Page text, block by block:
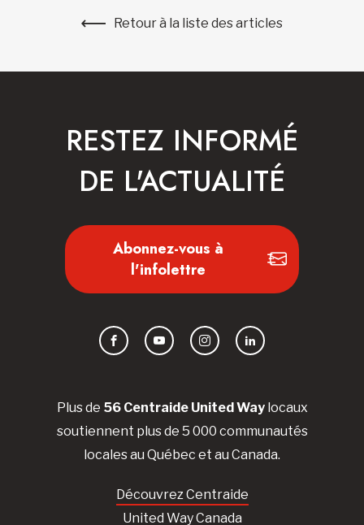
Retour à la liste des articles
Plus de 56 Centraide United Waylocaux
soutiennent plus de 5 000 communautés
locales au Québec et au Canada.
Découvrez Centraide
United Way Canada
RESTEZ INFORMÉ
DE L'ACTUALITÉ
Abonnez-vous à
l'infolettre
FacebookYouTubeInstagramLinkedIn